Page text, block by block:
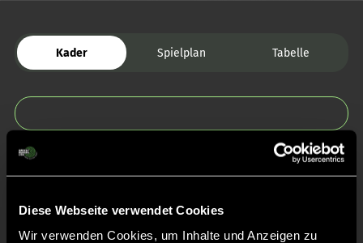
Diese Webseite verwendet Cookies
Wir verwenden Cookies, um Inhalte und Anzeigen zu
Kader Spielplan Tabelle